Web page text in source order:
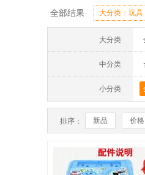
全部结果 大分类：玩具
大分类
中分类
小分类
排序： 新品 价格